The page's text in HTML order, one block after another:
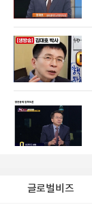
글로벌비즈